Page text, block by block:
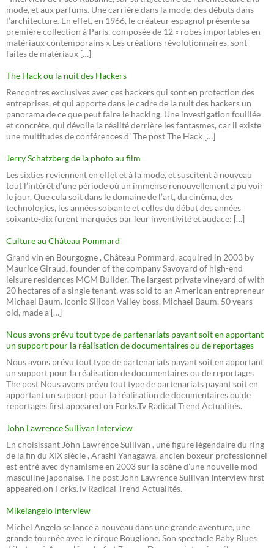
mode, et aux parfums. Une carrière dans la mode, des débuts dans
l’architecture. En effet, en 1966, le créateur espagnol présente sa
première collection à Paris, composée de 12 « robes importables en
matériaux contemporains ». Les créations révolutionnaires, sont
faites de matériaux […]
The Hack ou la nuit des Hackers
Rencontres exclusives avec ces hackers qui sont en protection des
entreprises, et qui apporte dans le cadre de la nuit des hackers un
panorama de ce que peut faire le hacking. Une investigation fouillée
et concrète, qui dévoile la réalité derrière les fantasmes, car il existe
une multitudes de conférences d’ The post The Hack […]
Jerry Schatzberg de la photo au film
Les sixties reviennent en effet et à la mode, et suscitent à nouveau
tout l’intérêt d’une période où un immense renouvellement a pu voir
le jour. Que cela soit dans le domaine de l’art, du cinéma, des
technologies, les années soixante et celles du début des années
soixante-dix furent marquées par leur inventivité et audace: […]
Culture au Château Pommard
Grand vin en Bourgogne , Château Pommard, acquired in 2003 by
Maurice Giraud, founder of the company Savoyard of high-end
leisure residences MGM Builder. The largest private vineyard of with
20 hectares of a single tenant, was sold to an American entrepreneur
Michael Baum. Iconic Silicon Valley boss, Michael Baum, 50 years
old, made a […]
Nous avons prévu tout type de partenariats payant soit en apportant
un support pour la réalisation de documentaires ou de reportages
Nous avons prévu tout type de partenariats payant soit en apportant
un support pour la réalisation de documentaires ou de reportages
The post Nous avons prévu tout type de partenariats payant soit en
apportant un support pour la réalisation de documentaires ou de
reportages first appeared on Forks.Tv Radical Trend Actualités.
John Lawrence Sullivan Interview
En choisissant John Lawrence Sullivan , une figure légendaire du ring
de la fin du XIX siècle , Arashi Yanagawa, ancien boxeur professionnel
est entré avec dynamisme en 2003 sur la scène d'une nouvelle mod
masculine japonaise. The post John Lawrence Sullivan Interview first
appeared on Forks.Tv Radical Trend Actualités.
Mikelangelo Interview
Michel Angelo se lance a nouveau dans une grande aventure, une
grande tournée avec le cirque Bouglione. Son spectacle Baby Blues